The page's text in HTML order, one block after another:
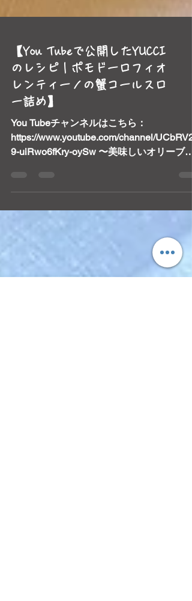
【You Tubeで公開したYUCCI
のレシピ｜ポモドーロフィオ
レンティーノの蟹コールスロ
ー詰め】
https://www.youtube.com/channel/
イルの使い方｜ポモドーロフィオレンティ
ノの蟹コールスロー詰め〜...